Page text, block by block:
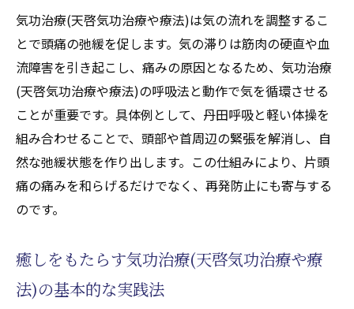
法)の実践的な方法
気功治療(天啓気功治療や療法)で心と体のバ
ランスを整える意義
自然治癒力を高める気功治療(天啓気功治療や療
法)の魅力に迫る
気功治療(天啓気功治療や療法)が持つ自然治
癒力強化のメカニズム
片頭痛ケアにおける気功治療(天啓気功治療
心身の変化と癒し効果
天啓気功治療や療法で活性化するクンダリ
気功治療(天啓気功治療や療法)は気の流れを調整するこ
とで頭痛の弛緩を促します。気の滞りは筋肉の硬直や血
流障害を引き起こし、痛みの原因となるため、気功治療
(天啓気功治療や療法)の呼吸法と動作で気を循環させる
ことが重要です。具体例として、丹田呼吸と軽い体操を
組み合わせることで、頭部や首周辺の緊張を解消し、自
然な弛緩状態を作り出します。この仕組みにより、片頭
痛の痛みを和らげるだけでなく、再発防止にも寄与する
のです。
癒しをもたらす気功治療(天啓気功治療や療
法)の基本的な実践法